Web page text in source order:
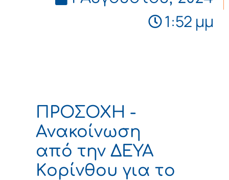
1:52 μμ
ΠΡΟΣΟΧΗ -
Ανακοίνωση
από την ΔΕΥΑ
Κoρίνθου για το